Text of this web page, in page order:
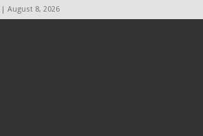
August 8, 2026